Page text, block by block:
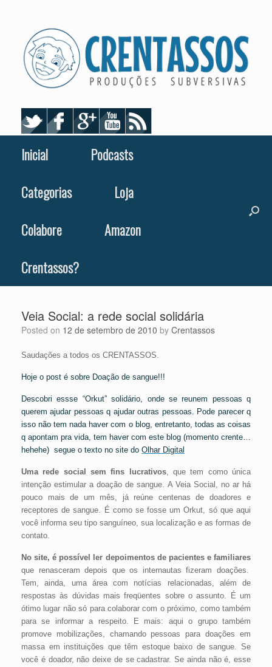
Inicial
Podcasts
Categorias
Loja
Colabore
Amazon
Crentassos?
Veia Social: a rede social solidária
Posted on 12 de setembro de 2010 by Crentassos
Saudações a todos os CRENTASSOS.
Hoje o post é sobre Doação de sangue!!!
Descobri essse “Orkut” solidário, onde se reunem pessoas q
querem ajudar pessoas q ajudar outras pessoas. Pode parecer q
isso não tem nada haver com o blog, entretanto, todas as coisas
q apontam pra vida, tem haver com este blog (momento crente…
hehehe) segue o texto no site do Olhar Digital
Uma rede social sem fins lucrativos, que tem como única
intenção estimular a doação de sangue. A Veia Social, no ar há
pouco mais de um mês, já reúne centenas de doadores e
receptores de sangue. É como se fosse um Orkut, só que aqui
você informa seu tipo sanguíneo, sua localização e as formas de
contato.
No site, é possível ler depoimentos de pacientes e familiares
que renasceram depois que os internautas fizeram doações.
Tem, ainda, uma área com notícias relacionadas, além de
respostas às dúvidas mais freqüentes sobre o assunto. É um
ótimo lugar não só para colaborar com o próximo, como também
para se informar a respeito. E mais: aqui o grupo também
promove mobilizações, chamando pessoas para doações em
massa em instituições que têm estoque baixo de sangue. Se
você é doador, não deixe de se cadastrar. Se ainda não é, esse